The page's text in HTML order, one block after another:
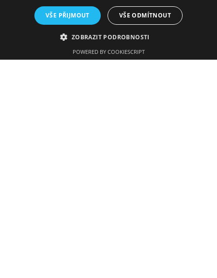
Fotogalerie
VŠE PŘIJMOUT VŠE ODMÍTNOUT
ZOBRAZIT PODROBNOSTI
POWERED BY COOKIESCRIPT